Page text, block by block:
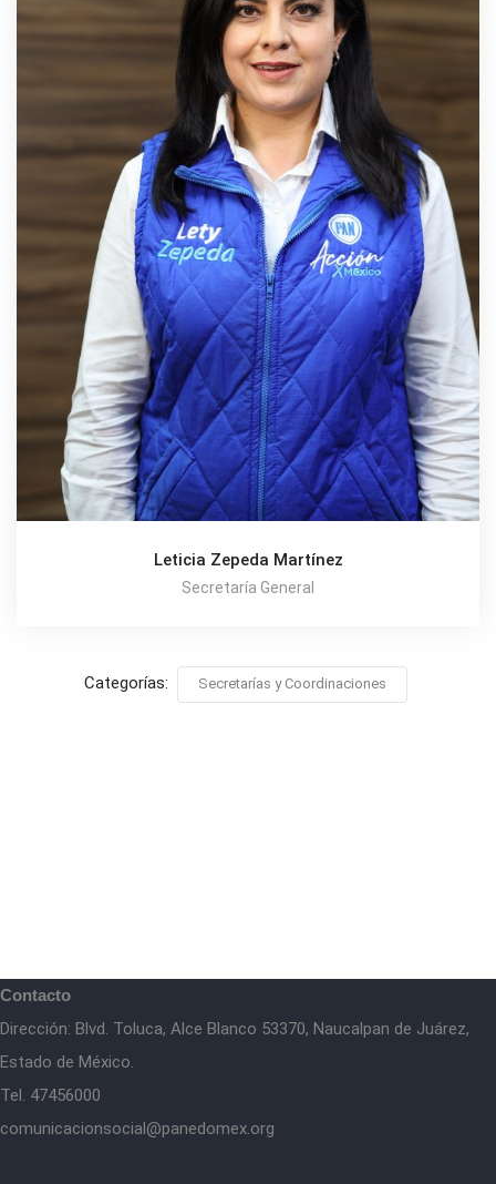
Leticia Zepeda Martínez
Secretaría General
Categorías: Secretarías y Coordinaciones
Contacto
Dirección: Blvd. Toluca, Alce Blanco 53370, Naucalpan de Juárez,
Estado de México.
Tel. 47456000
comunicacionsocial@panedomex.org